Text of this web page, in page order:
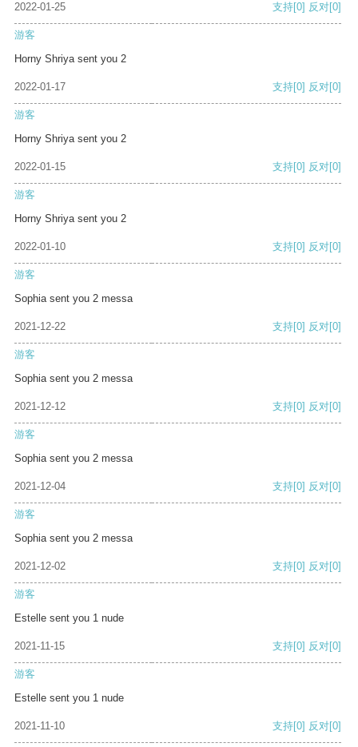
2022-01-25 支持[0] 反对[0]
游客
Horny Shriya sent you 2
2022-01-17 支持[0] 反对[0]
游客
Horny Shriya sent you 2
2022-01-15 支持[0] 反对[0]
游客
Horny Shriya sent you 2
2022-01-10 支持[0] 反对[0]
游客
Sophia sent you 2 messa
2021-12-22 支持[0] 反对[0]
游客
Sophia sent you 2 messa
2021-12-12 支持[0] 反对[0]
游客
Sophia sent you 2 messa
2021-12-04 支持[0] 反对[0]
游客
Sophia sent you 2 messa
2021-12-02 支持[0] 反对[0]
游客
Estelle sent you 1 nude
2021-11-15 支持[0] 反对[0]
游客
Estelle sent you 1 nude
2021-11-10 支持[0] 反对[0]